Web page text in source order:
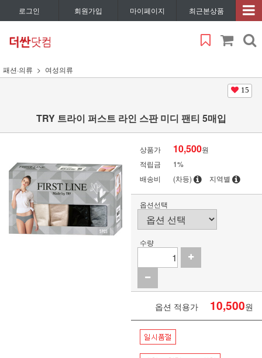
로그인 회원가입 마이페이지 최근본상품
패션·의류 여성의류
15
TRY 트라이 퍼스트 라인 스판 미디 팬티 5매입
상품가 10,500원
적립금
1%
배송비
(차등) 지역별
옵션선택
수량
옵션 적용가 10,500원